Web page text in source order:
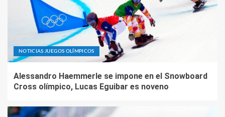
NOTICIAS JUEGOS OLÍMPICOS
Alessandro Haemmerle se impone en el Snowboard
Cross olímpico, Lucas Eguibar es noveno